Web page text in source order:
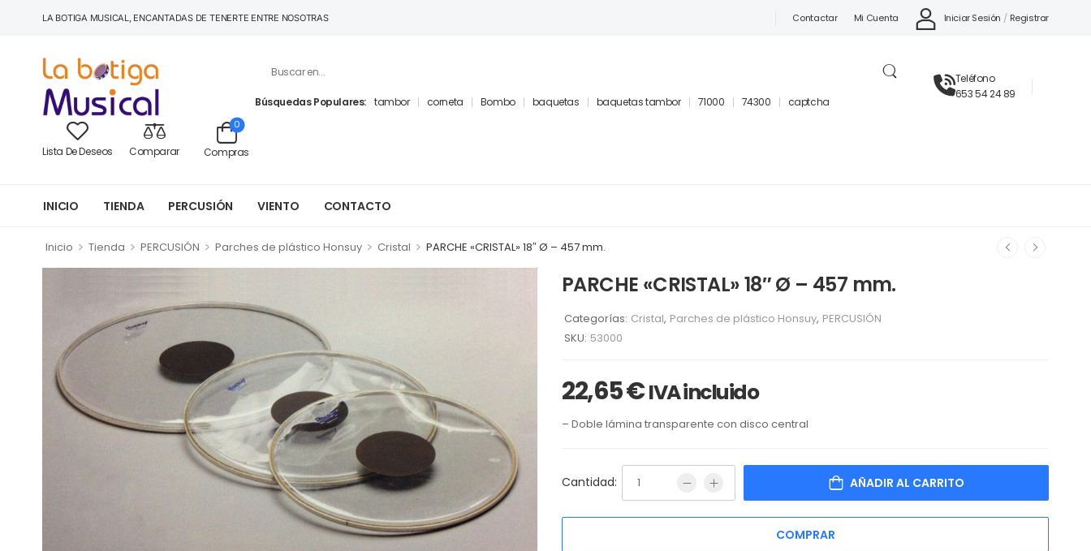
LA BOTIGA MUSICAL, ENCANTADAS DE TENERTE ENTRE NOSOTRAS Contactar Mi Cuenta Iniciar Sesión / Registrar
Búsquedas Populares: tambor corneta Bombo baquetas baquetas tambor 71000 74300 captcha
Teléfono
653 54 24 89
Lista De Deseos Comparar Compras
0
INICIO TIENDA PERCUSIÓN VIENTO CONTACTO
Inicio > Tienda > PERCUSIÓN > Parches de plástico Honsuy > Cristal > PARCHE «CRISTAL» 18″ Ø – 457 mm.
PARCHE «CRISTAL» 18″ Ø – 457 mm.
Categorías: Cristal, Parches de plástico Honsuy, PERCUSIÓN
SKU: 53000
22,65€IVA incluido
– Doble lámina transparente con disco central
Cantidad: AÑADIR AL CARRITO
COMPRAR